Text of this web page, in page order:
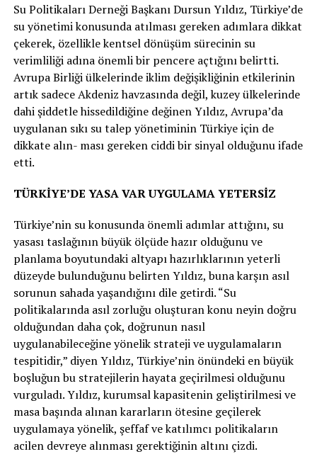
Su Politikaları Derneği Başkanı Dursun Yıldız, Türkiye’de
su yönetimi konusunda atılması gereken adımlara dikkat
çekerek, özellikle kentsel dönüşüm sürecinin su
verimliliği adına önemli bir pencere açtığını belirtti.
Avrupa Birliği ülkelerinde iklim değişikliğinin etkilerinin
artık sadece Akdeniz havzasında değil, kuzey ülkelerinde
dahi şiddetle hissedildiğine değinen Yıldız, Avrupa’da
uygulanan sıkı su talep yönetiminin Türkiye için de
dikkate alın- ması gereken ciddi bir sinyal olduğunu ifade
etti.
TÜRKİYE’DE YASA VAR UYGULAMA YETERSİZ
Türkiye’nin su konusunda önemli adımlar attığını, su
yasası taslağının büyük ölçüde hazır olduğunu ve
planlama boyutundaki altyapı hazırlıklarının yeterli
düzeyde bulunduğunu belirten Yıldız, buna karşın asıl
sorunun sahada yaşandığını dile getirdi. “Su
politikalarında asıl zorluğu oluşturan konu neyin doğru
olduğundan daha çok, doğrunun nasıl
uygulanabileceğine yönelik strateji ve uygulamaların
tespitidir,” diyen Yıldız, Türkiye’nin önündeki en büyük
boşluğun bu stratejilerin hayata geçirilmesi olduğunu
vurguladı. Yıldız, kurumsal kapasitenin geliştirilmesi ve
masa başında alınan kararların ötesine geçilerek
uygulamaya yönelik, şeffaf ve katılımcı politikaların
acilen devreye alınması gerektiğinin altını çizdi.